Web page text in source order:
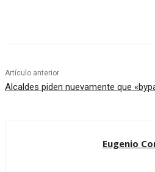
Artículo anterior
Alcaldes piden nuevamente que
Eugenio